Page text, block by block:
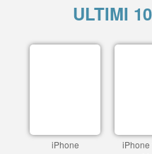
ULTIMI
iPhone
iPhone